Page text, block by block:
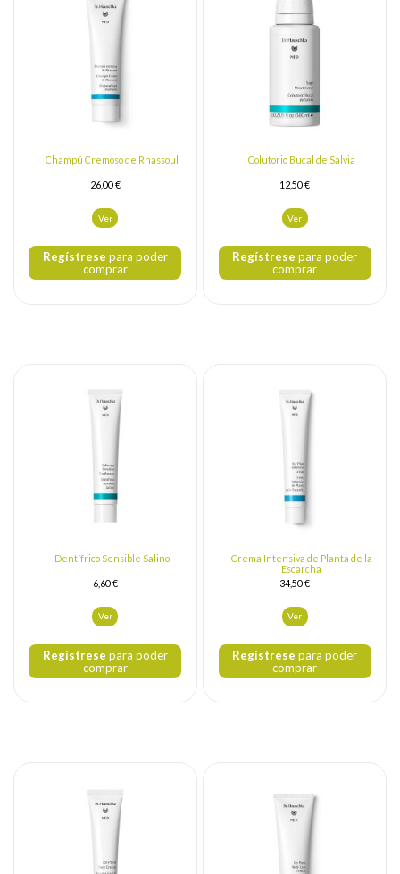
Champú Cremoso de Rhassoul
26,00 €
Ver
Regístrese para poder
comprar
Colutorio Bucal de Salvia
12,50 €
Ver
Regístrese para poder
comprar
Dentífrico Sensible Salino
6,60 €
Ver
Regístrese para poder
comprar
Crema Intensiva de Planta de la
Escarcha
34,50 €
Ver
Regístrese para poder
comprar